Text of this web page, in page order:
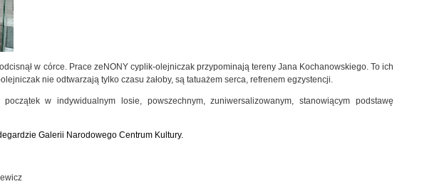
w córce. Prace zeNONY cyplik-olejniczak przypominają tereny Jana Kochanowskiego. To ich
nie odtwarzają tylko czasu żałoby, są tatuażem serca, refrenem egzystencji.
w indywidualnym losie, powszechnym, zuniwersalizowanym, stanowiącym podstawę
Galerii Narodowego Centrum Kultury.